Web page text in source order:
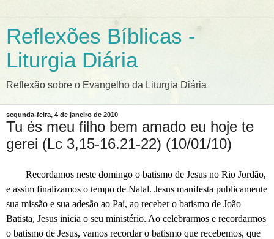
Reflexões Bíblicas -
Liturgia Diária
Reflexão sobre o Evangelho da Liturgia Diária
segunda-feira, 4 de janeiro de 2010
Tu és meu filho bem amado eu hoje te
gerei (Lc 3,15-16.21-22) (10/01/10)
Recordamos neste domingo o batismo de Jesus no Rio Jordão,
e assim finalizamos o tempo de Natal. Jesus manifesta publicamente
sua missão e sua adesão ao Pai, ao receber o batismo de João
Batista, Jesus inicia o seu ministério. Ao celebrarmos e recordarmos
o batismo de Jesus, vamos recordar o batismo que recebemos, que